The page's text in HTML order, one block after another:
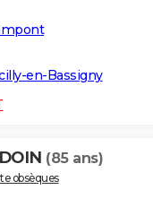
en-Bassigny
(85 ans)
obsèques